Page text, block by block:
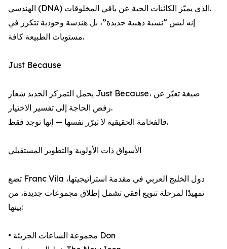
الهندسي (DNA) الذي يميّز الكائنات الحية عن باقي المخلوقات.
إنه ليس “نسبة ذهبية جديدة”، بل هندسة وجودية تتكرر في
مستويات الطبيعة كافة.
Just Because
يحمل التمركز الجديد شعار Just Because، صيغة تعبّر عن
رفض الحاجة إلى تفسير الاختيار.
فالفخامة الحقيقية لا تبرّر نفسها — إنها توجد فقط.
الأسواق ذات الأولوية والتطوير المستقبلي
تضع Franc Vila دول الخليج العربي في مقدمة استراتيجيتها،
تمهيدًا لمرحلة تنويع أفقي تشمل إطلاق مجموعات جديدة، من
بينها:
• مجموعة الساعات الجريئة Don